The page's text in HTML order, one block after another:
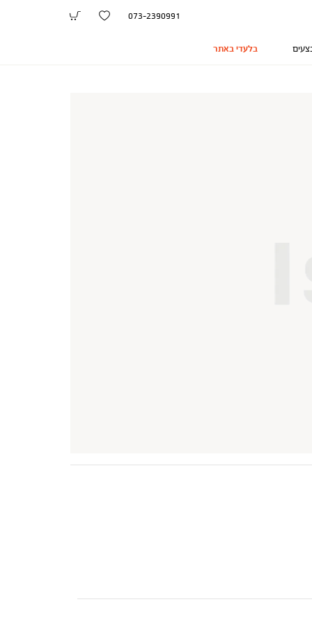
073-2390991
בלעדי באתר